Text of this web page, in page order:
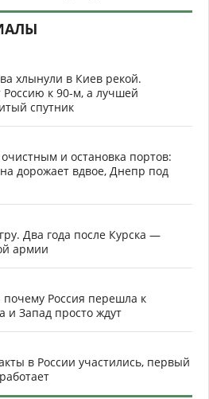
хлынули в Киев рекой.
к 90-м, а лучшей
спутник
и остановка портов:
дорожает вдвое, Днепр под
Два года после Курска —
армии
Россия перешла к
и Запад просто ждут
в России участились, первый